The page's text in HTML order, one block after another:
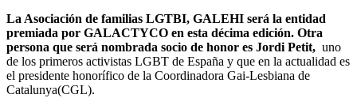
La Asociación de familias LGTBI, GALEHI será la entidad
premiada por GALACTYCO en esta décima edición. Otra
persona que será nombrada socio de honor es Jordi Petit, uno
de los primeros activistas LGBT de España y que en la actualidad es
el presidente honorífico de la Coordinadora Gai-Lesbiana de
Catalunya(CGL).